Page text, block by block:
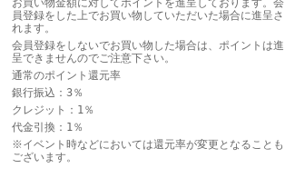
お買い物金額に対してポイントを進呈しております。会
員登録をした上でお買い物していただいた場合に進呈さ
れます。
会員登録をしないでお買い物した場合は、ポイントは進
呈できませんのでご注意下さい。
通常のポイント還元率
銀行振込：3％
クレジット：1％
代金引換：1％
※イベント時などにおいては還元率が変更となることも
ございます。